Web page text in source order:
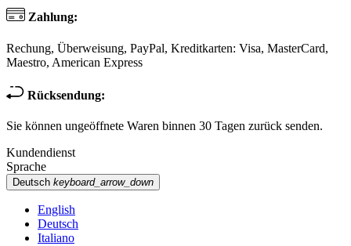
Zahlung:
Rechung, Überweisung, PayPal, Kreditkarten: Visa, MasterCard,
Maestro, American Express
Rücksendung:
Sie können ungeöffnete Waren binnen 30 Tagen zurück senden.
Kundendienst
Sprache
Deutsch keyboard_arrow_down
English
Deutsch
Italiano